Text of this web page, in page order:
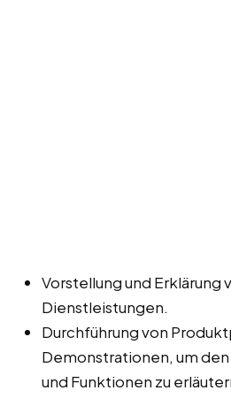
Vorstellung und Erklärung
Dienstleistungen.
Durchführung von
Demonstrationen, um
und Funktionen zu